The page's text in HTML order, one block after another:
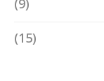
(15)